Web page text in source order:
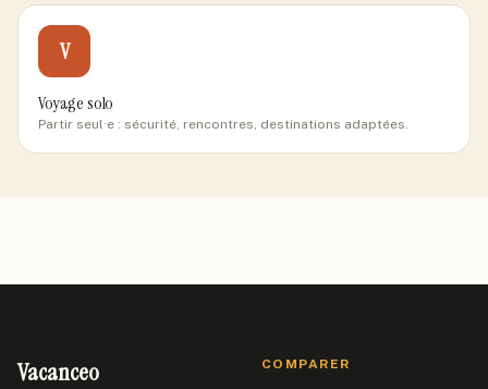
V
Voyage solo
Partir seul·e : sécurité, rencontres, destinations adaptées.
Vacanceo COMPARER